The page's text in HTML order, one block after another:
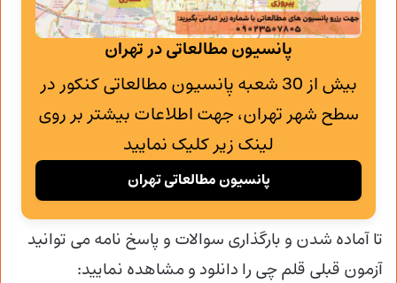
پانسیون مطالعاتی در تهران
بیش از 30 شعبه پانسیون مطالعاتی کنکور در
سطح شهر تهران، جهت اطلاعات بیشتر بر روی
لینک زیر کلیک نمایید
پانسیون مطالعاتی تهران
تا آماده شدن و بارگذاری سوالات و پاسخ نامه می توانید
آزمون قبلی قلم چی را دانلود و مشاهده نمایید: